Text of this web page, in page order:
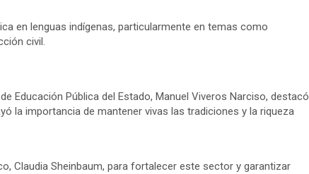
en lenguas indígenas, particularmente en temas como
civil.
Educación Pública del Estado, Manuel Viveros Narciso, destacó
la importancia de mantener vivas las tradiciones y la riqueza
Claudia Sheinbaum, para fortalecer este sector y garantizar